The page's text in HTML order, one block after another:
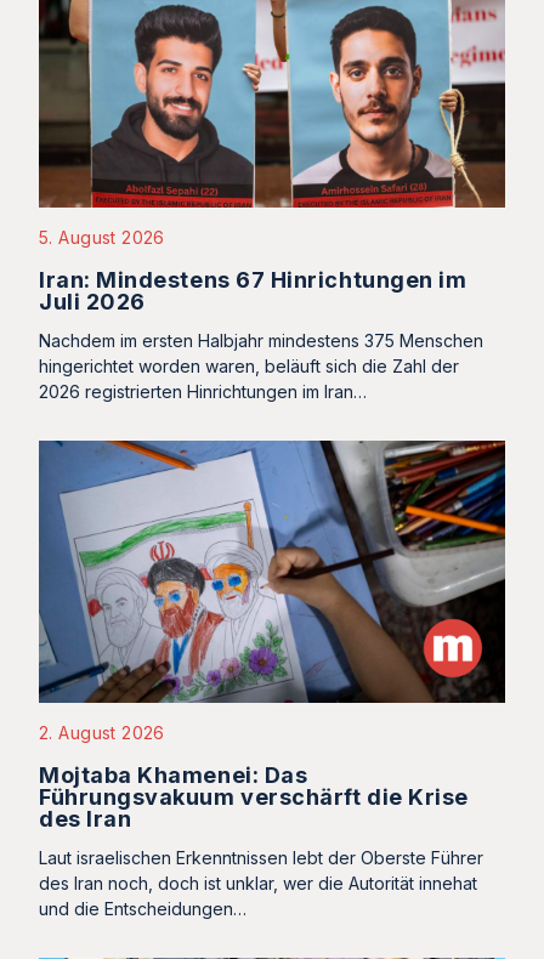
5. August 2026
Iran: Mindestens 67 Hinrichtungen im
Juli 2026
Nachdem im ersten Halbjahr mindestens 375 Menschen
hingerichtet worden waren, beläuft sich die Zahl der
2026 registrierten Hinrichtungen im Iran…
2. August 2026
Mojtaba Khamenei: Das
Führungsvakuum verschärft die Krise
des Iran
Laut israelischen Erkenntnissen lebt der Oberste Führer
des Iran noch, doch ist unklar, wer die Autorität innehat
und die Entscheidungen…